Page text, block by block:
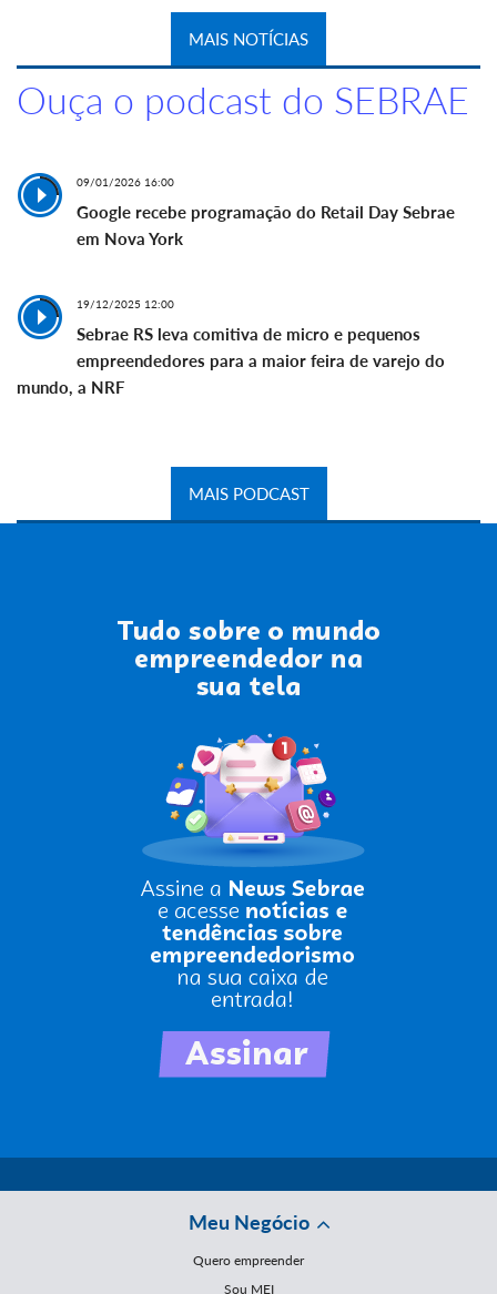
MAIS NOTÍCIAS
Ouça o podcast do SEBRAE
09/01/2026 16:00
Google recebe programação do Retail Day Sebrae
em Nova York
19/12/2025 12:00
Sebrae RS leva comitiva de micro e pequenos
empreendedores para a maior feira de varejo do
mundo, a NRF
MAIS PODCAST
Meu Negócio
Quero empreender
Sou MEI